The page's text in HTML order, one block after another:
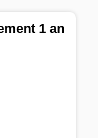
1 an